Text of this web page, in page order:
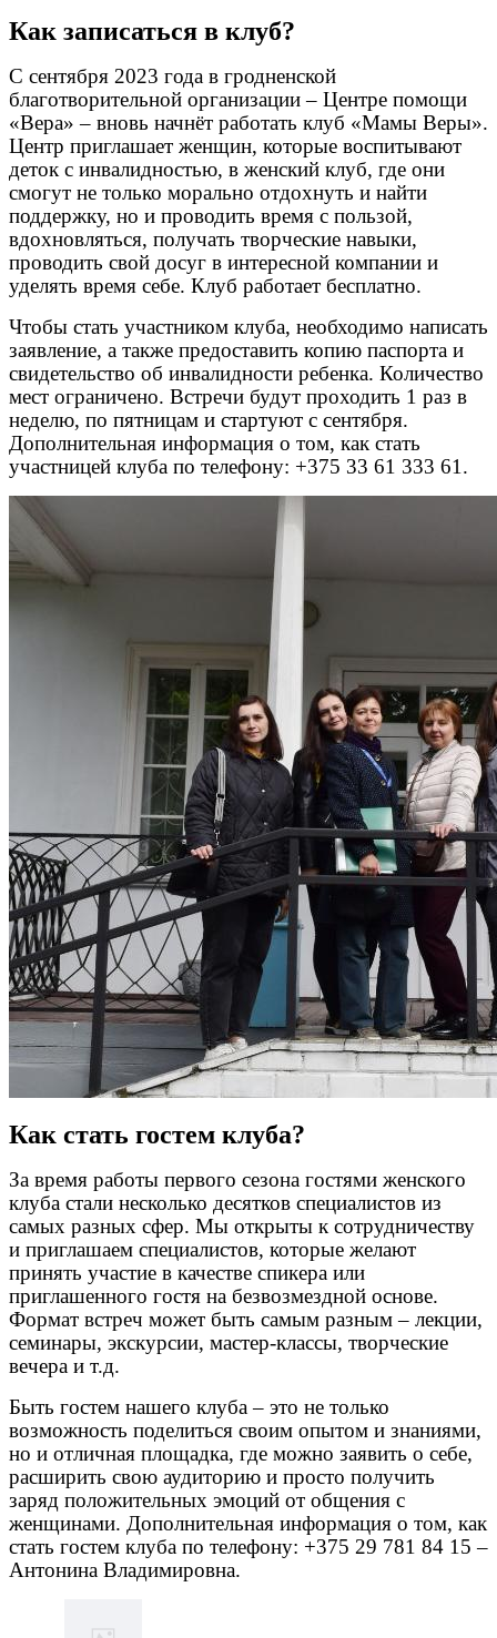
Как записаться в клуб?
С сентября 2023 года в гродненской
благотворительной организации – Центре помощи
«Вера» – вновь начнёт работать клуб «Мамы Веры».
Центр приглашает женщин, которые воспитывают
деток с инвалидностью, в женский клуб, где они
смогут не только морально отдохнуть и найти
поддержку, но и проводить время с пользой,
вдохновляться, получать творческие навыки,
проводить свой досуг в интересной компании и
уделять время себе. Клуб работает бесплатно.
Чтобы стать участником клуба, необходимо написать
заявление, а также предоставить копию паспорта и
свидетельство об инвалидности ребенка. Количество
мест ограничено. Встречи будут проходить 1 раз в
неделю, по пятницам и стартуют с сентября.
Дополнительная информация о том, как стать
участницей клуба по телефону: +375 33 61 333 61.
Как стать гостем клуба?
За время работы первого сезона гостями женского
клуба стали несколько десятков специалистов из
самых разных сфер. Мы открыты к сотрудничеству
и приглашаем специалистов, которые желают
принять участие в качестве спикера или
приглашенного гостя на безвозмездной основе.
Формат встреч может быть самым разным – лекции,
семинары, экскурсии, мастер-классы, творческие
вечера и т.д.
Быть гостем нашего клуба – это не только
возможность поделиться своим опытом и знаниями,
но и отличная площадка, где можно заявить о себе,
расширить свою аудиторию и просто получить
заряд положительных эмоций от общения с
женщинами. Дополнительная информация о том, как
стать гостем клуба по телефону: +375 29 781 84 15 –
Антонина Владимировна.